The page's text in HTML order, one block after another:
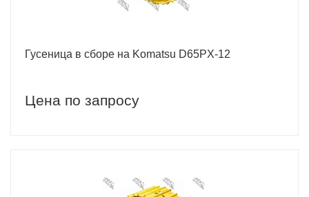
Гусеница в сборе на Komatsu D65PX-12
Цена по запросу